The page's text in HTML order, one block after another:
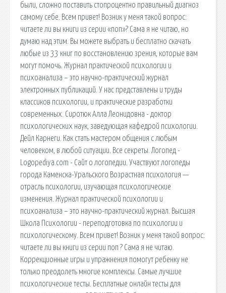
были, сложно поставить стопроцентно правильный диагноз
самому себе. Всем привет! Возник у меня такой вопрос:
читаете ли вы книги из серии «поп»? Сама я не читаю, но
думаю над этим. Вы можете выбрать и бесплатно скачать
любые из 33 книг по восстановлению зрения, которые вам
могут помочь. Журнал практической психологии и
психоанализа – это научно-практический журнал
электронных публикаций. У нас представлены и труды
классиков психологии, и практические разработки
современных. Сиротюк Алла Леонидовна - доктор
психологических наук, заведующая кафедрой психологии.
Дейл Карнеги. Как стать мастером общения с любым
человеком, в любой ситуации. Все секреты. Логопед -
Logopediya.com - Сайт о логопедии. Участвуют логопеды
города Каменска-Уральского Возрастная психология —
отрасль психологии, изучающая психологические
изменения. Журнал практической психологии и
психоанализа – это научно-практический журнал. Высшая
Школа Психологии - переподготовка по психологии и
психологическому. Всем привет! Возник у меня такой вопрос:
читаете ли вы книги из серии поп ? Сама я не читаю.
Коррекционные игры и упражнения помогут ребенку не
только преодолеть многие комплексы. Самые лучшие
психологические тесты. Бесплатные онлайн тесты для